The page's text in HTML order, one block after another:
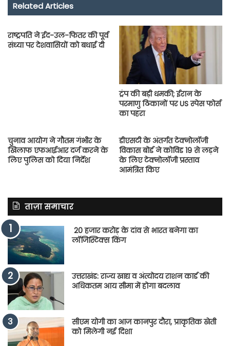
Related Articles
राष्‍ट्रपति ने ईद-उल-फितर की पूर्व
संध्‍या पर देशवासियों को बधाई दी
ट्रंप की बड़ी धमकी; ईरान के
परमाणु ठिकानों पर US स्पेस फोर्स
का पहरा
चुनाव आयोग ने गौतम गंभीर के
खिलाफ एफआईआर दर्ज करने के
लिए पुलिस को दिया निर्देश
डीएसटी के अंतर्गत टेक्‍नोलॉजी
विकास बोर्ड ने कोविड 19 से लड़ने
के लिए टेक्‍नोलॉजी प्रस्‍ताव
आमंत्रित किए
ताज़ा समाचार
20 हजार करोड़ के दांव से भारत बनेगा का
लॉजिस्टिक्स किंग
उत्तराखंड: राज्य खाद्य व अंत्योदय राशन कार्ड की
अधिकतम आय सीमा में होगा बदलाव
सीएम योगी का आज कानपुर दौरा, प्राकृतिक खेती
को मिलेगी नई दिशा